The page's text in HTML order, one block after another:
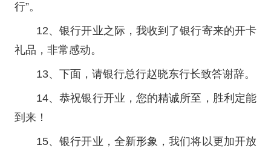
行”。
12、银行开业之际，我收到了银行寄来的开卡
礼品，非常感动。
13、下面，请银行总行赵晓东行长致答谢辞。
14、恭祝银行开业，您的精诚所至，胜利定能
到来！
15、银行开业，全新形象，我们将以更加开放